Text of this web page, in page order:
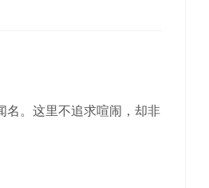
名。这里不追求喧闹，却非